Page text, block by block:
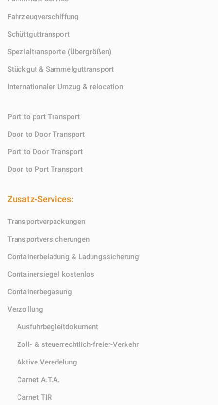
Fahrzeugverschiffung
Schüttguttransport
Spezialtransporte (Übergrößen)
Stückgut & Sammelguttransport
Internationaler Umzug & relocation
Port to port Transport
Door to Door Transport
Port to Door Transport
Door to Port Transport
Zusatz-Services:
Transportverpackungen
Transportversicherungen
Containerbeladung & Ladungssicherung
Containersiegel kostenlos
Containerbegasung
Verzollung
Ausfuhrbegleitdokument
Zoll- & steuerrechtlich-freier-Verkehr
Aktive Veredelung
Carnet A.T.A.
Carnet TIR